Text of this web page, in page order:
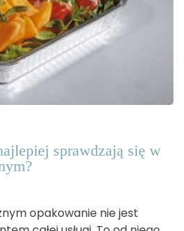
sprawdzają się w
opakowanie nie jest